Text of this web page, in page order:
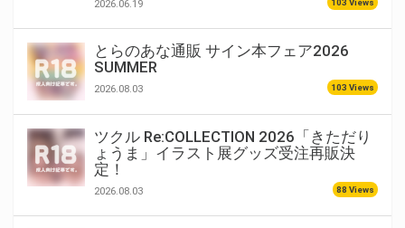
2026.06.19 103 Views
とらのあな通販 サイン本フェア2026
SUMMER
2026.08.03 103 Views
ツクル Re:COLLECTION 2026「きただり
ょうま」イラスト展グッズ受注再販決
定！
2026.08.03 88 Views